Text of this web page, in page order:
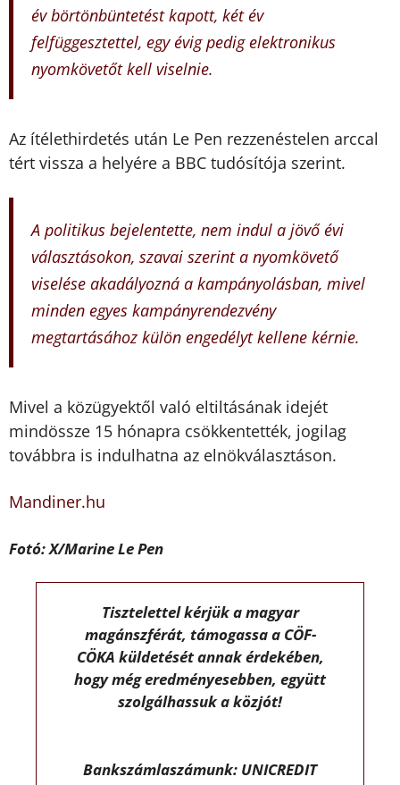
év börtönbüntetést kapott, két év
felfüggesztettel, egy évig pedig elektronikus
nyomkövetőt kell viselnie.
Az ítélethirdetés után Le Pen rezzenéstelen arccal
tért vissza a helyére a BBC tudósítója szerint.
A politikus bejelentette, nem indul a jövő évi
választásokon, szavai szerint a nyomkövető
viselése akadályozná a kampányolásban, mivel
minden egyes kampányrendezvény
megtartásához külön engedélyt kellene kérnie.
Mivel a közügyektől való eltiltásának idejét
mindössze 15 hónapra csökkentették, jogilag
továbbra is indulhatna az elnökválasztáson.
Mandiner.hu
Fotó: X/Marine Le Pen
Tisztelettel kérjük a magyar
magánszférát, támogassa a CÖF-
CÖKA küldetését annak érdekében,
hogy még eredményesebben, együtt
szolgálhassuk a közjót!
Bankszámlaszámunk: UNICREDIT